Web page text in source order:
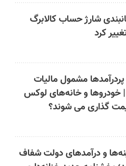
شارژ حساب کالابرگ
کرد
پردرآمدها مشمول مالیات
خودروها و خانه‌های لوکس
گذاری می شوند؟
و درآمدهای دولت شفاف